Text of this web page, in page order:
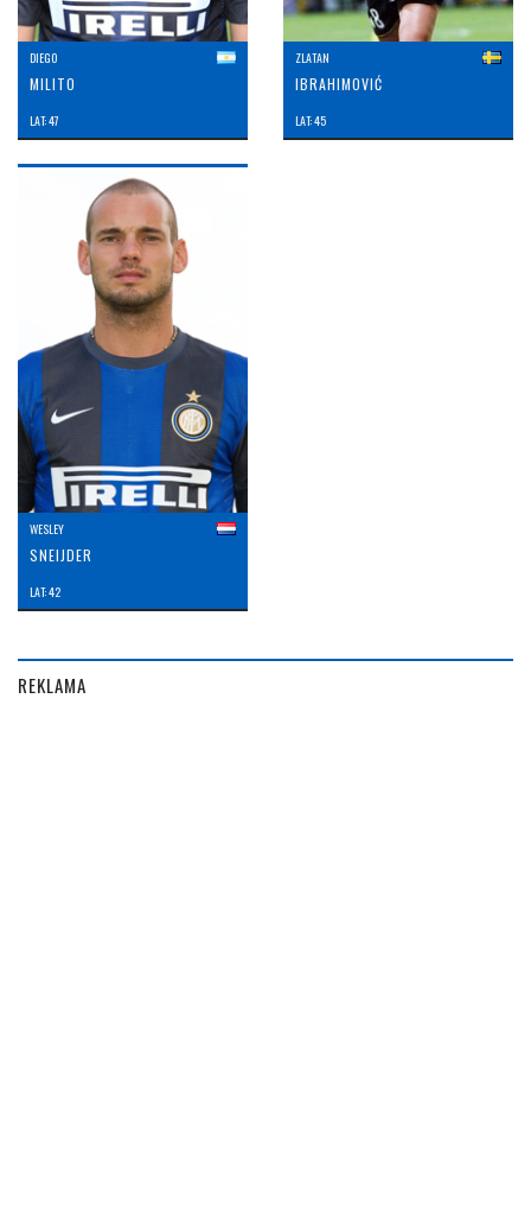
DIEGO
MILITO
LAT: 47
ZLATAN
IBRAHIMOVIĆ
LAT: 45
WESLEY
SNEIJDER
LAT: 42
REKLAMA